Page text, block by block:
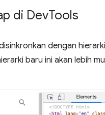
di DevTools
dengan
baru ini akan lebih